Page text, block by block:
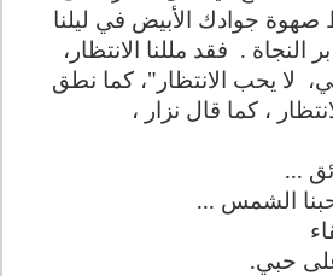
صهوة جوادك الأبيض في ليلنا
النجاة . فقد مللنا الانتظار،
لا يحب الانتظار"، كما نطق
، كما قال نزار ،
...
الشمس ...
حبي.